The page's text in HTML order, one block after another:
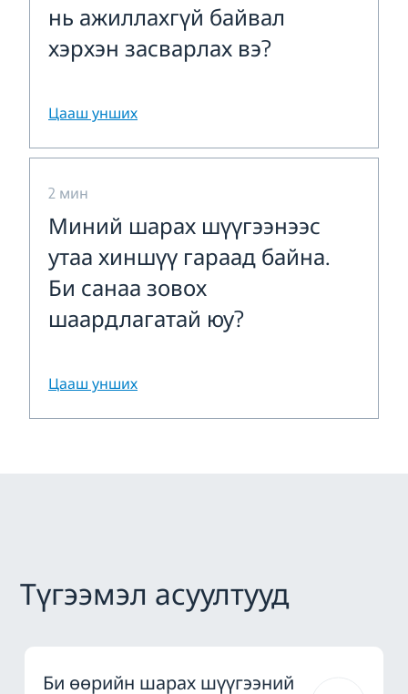
нь ажиллахгүй байвал
хэрхэн засварлах вэ?
Цааш унших
2 мин
Миний шарах шүүгээнээс
утаа хиншүү гараад байна.
Би санаа зовох
шаардлагатай юу?
Цааш унших
Түгээмэл асуултууд
Би өөрийн шарах шүүгээний